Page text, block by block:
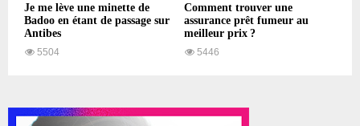
Je me lève une minette de
Badoo en étant de passage sur
Antibes
5504
Comment trouver une
assurance prêt fumeur au
meilleur prix ?
5446